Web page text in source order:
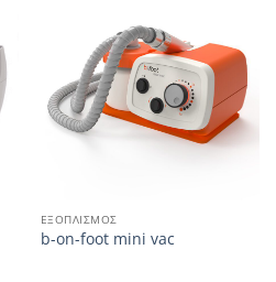
ΕΞΟΠΛΙΣΜΌΣ
b-on-foot mini vac